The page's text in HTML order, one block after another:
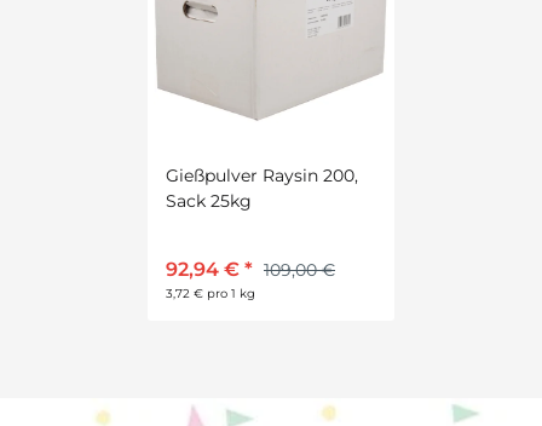
Gießpulver Raysin 200,
Sack 25kg
92,94 € * 109,00 €
3,72 € pro 1 kg